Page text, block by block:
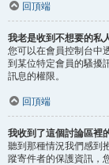
回頂端
我老是收到不想要的私
您可以在會員控制台中
到某位特定會員的騷擾
訊息的權限。
回頂端
我收到了這個討論區裡
聽到那種情況我們感到
蹤寄件者的保護資訊，